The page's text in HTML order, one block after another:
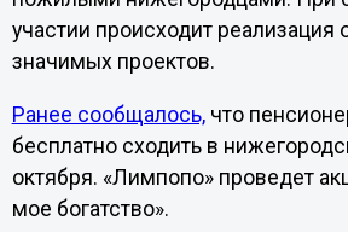
участии происходит реализация
значимых проектов.
Ранее сообщалось,что
бесплатно сходить в
октября. «Лимпопо» проведет
мое богатство».